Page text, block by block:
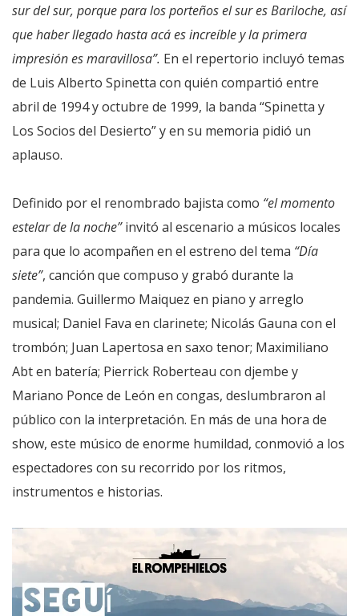
sur del sur, porque para los porteños el sur es Bariloche, así
que haber llegado hasta acá es increíble y la primera
impresión es maravillosa”. En el repertorio incluyó temas
de Luis Alberto Spinetta con quién compartió entre
abril de 1994 y octubre de 1999, la banda “Spinetta y
Los Socios del Desierto” y en su memoria pidió un
aplauso.
Definido por el renombrado bajista como “el momento
estelar de la noche”invitó al escenario a músicos locales
para que lo acompañen en el estreno del tema “Día
siete”, canción que compuso y grabó durante la
pandemia. Guillermo Maiquez en piano y arreglo
musical; Daniel Fava en clarinete; Nicolás Gauna con el
trombón; Juan Lapertosa en saxo tenor; Maximiliano
Abt en batería; Pierrick Roberteau con djembe y
Mariano Ponce de León en congas, deslumbraron al
público con la interpretación. En más de una hora de
show, este músico de enorme humildad, conmovió a los
espectadores con su recorrido por los ritmos,
instrumentos e historias.